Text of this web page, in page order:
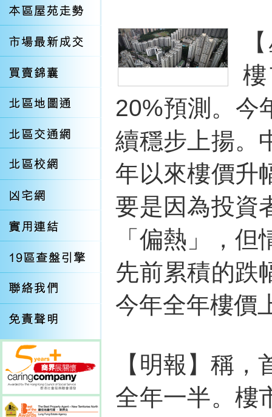
20%預測。今
續穩步上揚。
年以來樓價升
要是因為投資
「偏熱」，
先前累積的跌
今年全年樓價
【明報】稱
全年一半。樓